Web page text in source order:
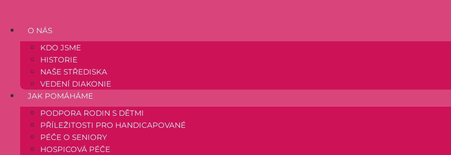
obsahu
O NÁS
KDO JSME
HISTORIE
NAŠE STŘEDISKA
VEDENÍ DIAKONIE
JAK POMÁHÁME
PODPORA RODIN S DĚTMI
PŘÍLEŽITOSTI PRO HANDICAPOVANÉ
PÉČE O SENIORY
HOSPICOVÁ PÉČE